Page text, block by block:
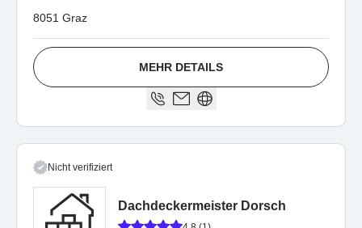
8051 Graz
MEHR DETAILS
Nicht verifiziert
Dachdeckermeister Dorsch